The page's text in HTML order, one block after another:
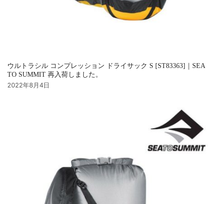
ウルトラシル コンプレッション ドライサック S [ST83363]｜SEA
TO SUMMIT 再入荷しました。
2022年8月4日